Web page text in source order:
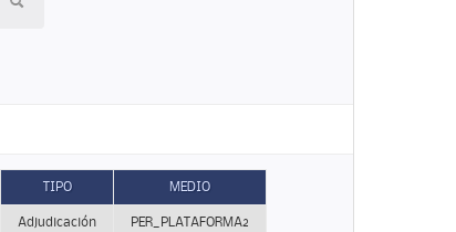
TIPO MEDIO
Adjudicación PER_PLATAFORMA2